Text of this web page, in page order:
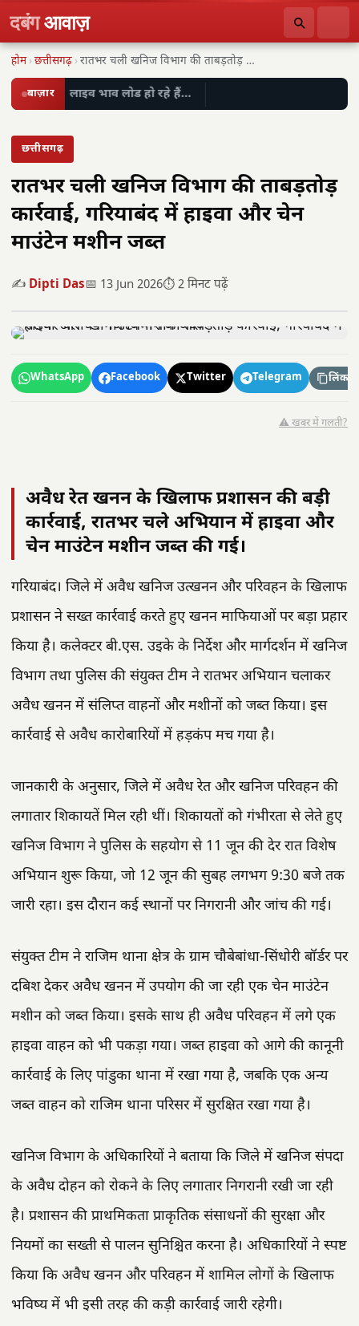
दबंगआवाज़
होम ›छत्तीसगढ़ › रातभर चली खनिज विभाग की ताबड़तोड़ कार्रवाई, गरियाबंद…
बाज़ार लाइव भाव लोड हो रहे हैं…
छत्तीसगढ़
रातभर चली खनिज विभाग की ताबड़तोड़
कार्रवाई, गरियाबंद में हाइवा और चेन
माउंटेन मशीन जब्त
✍️ Dipti Das📅 13 Jun 2026⏱️ 2 मिनट पढ़ें
WhatsApp Facebook Twitter Telegram लिंक
⚠️ खबर में गलती?
अवैध रेत खनन के खिलाफ प्रशासन की बड़ी
कार्रवाई, रातभर चले अभियान में हाइवा और
चेन माउंटेन मशीन जब्त की गई।
गरियाबंद। जिले में अवैध खनिज उत्खनन और परिवहन के खिलाफ
प्रशासन ने सख्त कार्रवाई करते हुए खनन माफियाओं पर बड़ा प्रहार
किया है। कलेक्टर बी.एस. उइके के निर्देश और मार्गदर्शन में खनिज
विभाग तथा पुलिस की संयुक्त टीम ने रातभर अभियान चलाकर
अवैध खनन में संलिप्त वाहनों और मशीनों को जब्त किया। इस
कार्रवाई से अवैध कारोबारियों में हड़कंप मच गया है।
जानकारी के अनुसार, जिले में अवैध रेत और खनिज परिवहन की
लगातार शिकायतें मिल रही थीं। शिकायतों को गंभीरता से लेते हुए
खनिज विभाग ने पुलिस के सहयोग से 11 जून की देर रात विशेष
अभियान शुरू किया, जो 12 जून की सुबह लगभग 9:30 बजे तक
जारी रहा। इस दौरान कई स्थानों पर निगरानी और जांच की गई।
संयुक्त टीम ने राजिम थाना क्षेत्र के ग्राम चौबेबांधा-सिंधोरी बॉर्डर पर
दबिश देकर अवैध खनन में उपयोग की जा रही एक चेन माउंटेन
मशीन को जब्त किया। इसके साथ ही अवैध परिवहन में लगे एक
हाइवा वाहन को भी पकड़ा गया। जब्त हाइवा को आगे की कानूनी
कार्रवाई के लिए पांडुका थाना में रखा गया है, जबकि एक अन्य
जब्त वाहन को राजिम थाना परिसर में सुरक्षित रखा गया है।
खनिज विभाग के अधिकारियों ने बताया कि जिले में खनिज संपदा
के अवैध दोहन को रोकने के लिए लगातार निगरानी रखी जा रही
है। प्रशासन की प्राथमिकता प्राकृतिक संसाधनों की सुरक्षा और
नियमों का सख्ती से पालन सुनिश्चित करना है। अधिकारियों ने स्पष्ट
किया कि अवैध खनन और परिवहन में शामिल लोगों के खिलाफ
भविष्य में भी इसी तरह की कड़ी कार्रवाई जारी रहेगी।